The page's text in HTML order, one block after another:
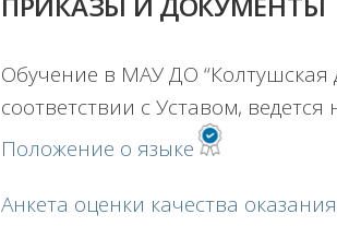
Обучение в МАУ ДО “Колтушская
соответствии с Уставом, ведется
Положение о языке
Анкета оценки качества